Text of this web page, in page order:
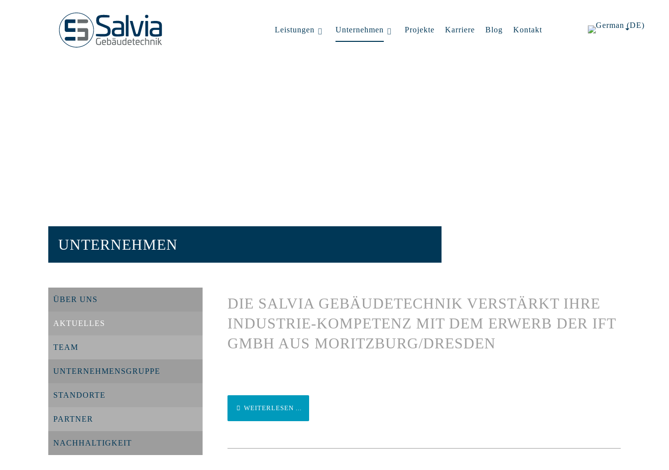
Leistungen Unternehmen Projekte Karriere Blog Kontakt
UNTERNEHMEN
ÜBER UNS
AKTUELLES
TEAM
UNTERNEHMENSGRUPPE
STANDORTE
PARTNER
NACHHALTIGKEIT
DIE SALVIA GEBÄUDETECHNIK VERSTÄRKT IHRE
INDUSTRIE-KOMPETENZ MIT DEM ERWERB DER IFT
GMBH AUS MORITZBURG/DRESDEN
WEITERLESEN ...